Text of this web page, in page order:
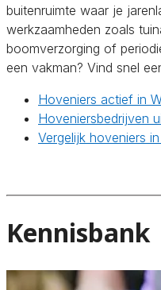
buitenruimte waar je
werkzaamheden zoals
boomverzorging of
een vakman? Vind snel
Hoveniers actief in
Hoveniersbedrijven
Vergelijk hoveniers
Kennisbank